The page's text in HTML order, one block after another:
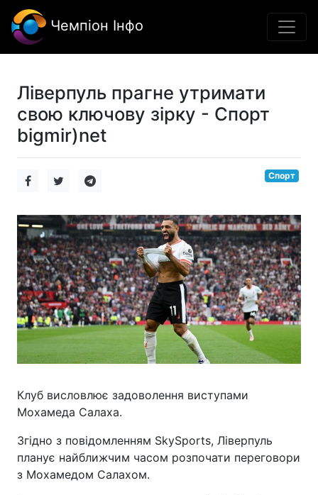
Чемпіон Інфо
Ліверпуль прагне утримати
свою ключову зірку - Спорт
bigmir)net
Спорт
Клуб висловлює задоволення виступами
Мохамеда Салаха.
Згідно з повідомленням SkySports, Ліверпуль
планує найближчим часом розпочати переговори
з Мохамедом Салахом.